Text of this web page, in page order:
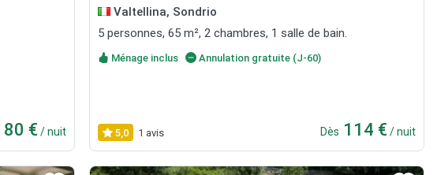
80 € / nuit
Valtellina, Sondrio
5 personnes, 65 m², 2 chambres, 1 salle de bain.
Ménage inclus Annulation gratuite (J-60)
5,0 1 avis Dès 114 € / nuit